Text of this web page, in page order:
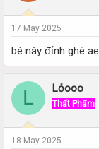
17 May 2025
bé này đỉnh ghê ae
L Lỏooo
Thất Phẩm
18 May 2025